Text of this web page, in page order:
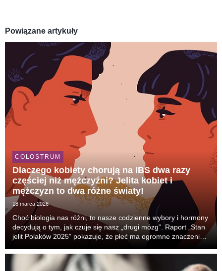
Powiązane artykuły
COLOSTRUM
Dlaczego kobiety chorują na IBS dwa razy
częściej niż mężczyźni? Jelita kobiet i
mężczyzn to dwa różne światy!
18 marca 2026
Choć biologia nas różni, to nasze codzienne wybory i hormony
decydują o tym, jak czuje się nasz „drugi mózg”. Raport „Stan
jelit Polaków 2025” pokazuje, że płeć ma ogromne znaczenie
zmagają się z bólem i dyskomfo...